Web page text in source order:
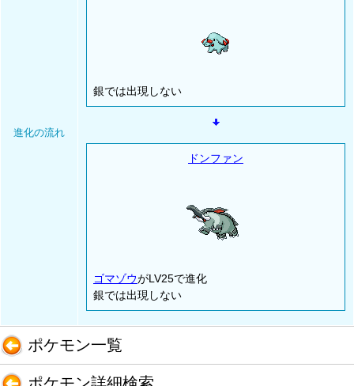
進化の流れ
銀では出現しない
ドンファン
ゴマゾウがLV25で進化
銀では出現しない
ポケモン一覧